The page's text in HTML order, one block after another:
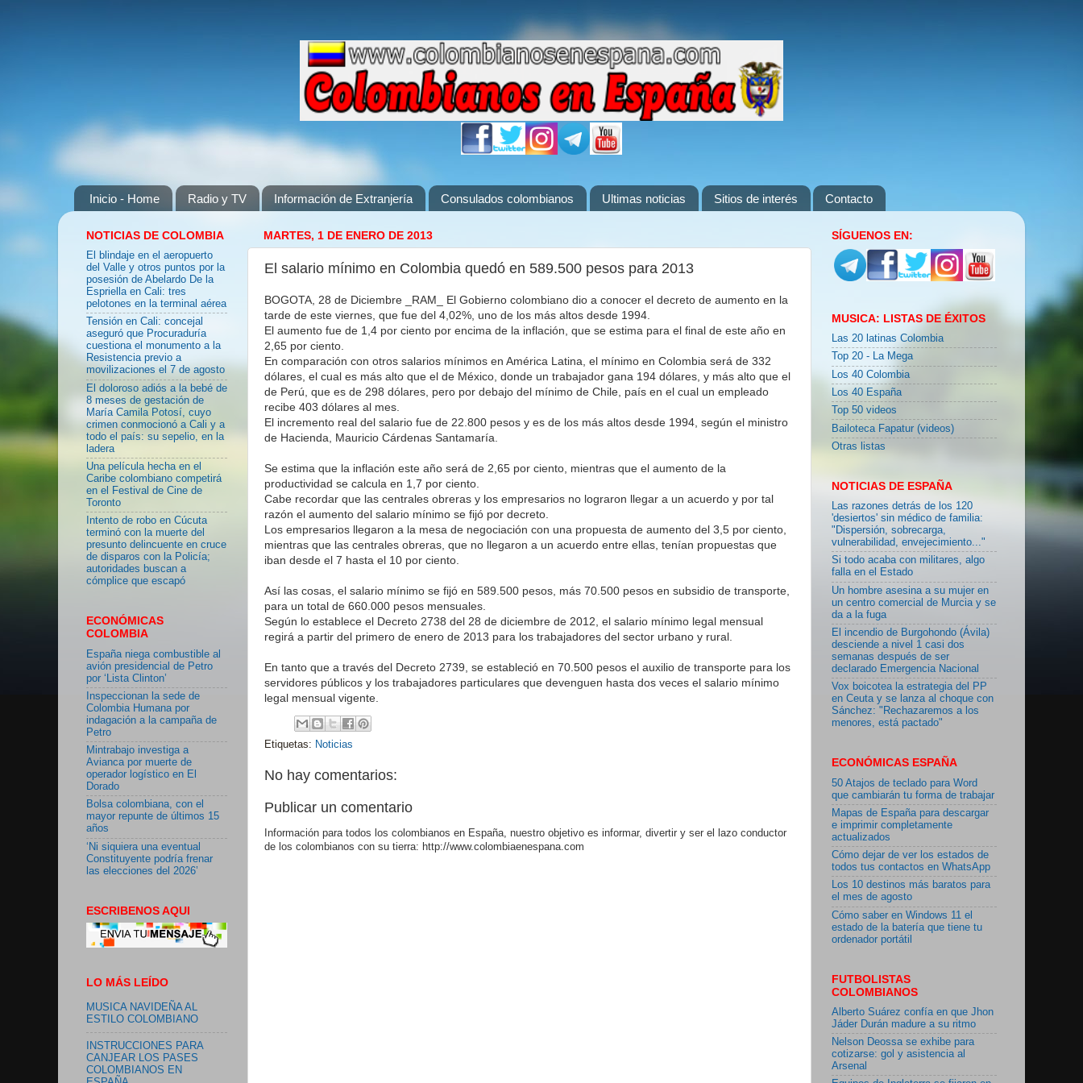
Inicio - Home Radio y TV Información de Extranjería Consulados colombianos Ultimas noticias Sitios de interés Contacto
MARTES, 1 DE ENERO DE 2013
El salario mínimo en Colombia quedó en 589.500 pesos para 2013
BOGOTA, 28 de Diciembre _RAM_ El Gobierno colombiano dio a conocer el decreto de aumento en la
tarde de este viernes, que fue del 4,02%, uno de los más altos desde 1994.
El aumento fue de 1,4 por ciento por encima de la inflación, que se estima para el final de este año en
2,65 por ciento.
En comparación con otros salarios mínimos en América Latina, el mínimo en Colombia será de 332
dólares, el cual es más alto que el de México, donde un trabajador gana 194 dólares, y más alto que el
de Perú, que es de 298 dólares, pero por debajo del mínimo de Chile, país en el cual un empleado
recibe 403 dólares al mes.
El incremento real del salario fue de 22.800 pesos y es de los más altos desde 1994, según el ministro
de Hacienda, Mauricio Cárdenas Santamaría.
Se estima que la inflación este año será de 2,65 por ciento, mientras que el aumento de la
productividad se calcula en 1,7 por ciento.
Cabe recordar que las centrales obreras y los empresarios no lograron llegar a un acuerdo y por tal
razón el aumento del salario mínimo se fijó por decreto.
Los empresarios llegaron a la mesa de negociación con una propuesta de aumento del 3,5 por ciento,
mientras que las centrales obreras, que no llegaron a un acuerdo entre ellas, tenían propuestas que
iban desde el 7 hasta el 10 por ciento.
Así las cosas, el salario mínimo se fijó en 589.500 pesos, más 70.500 pesos en subsidio de transporte,
para un total de 660.000 pesos mensuales.
Según lo establece el Decreto 2738 del 28 de diciembre de 2012, el salario mínimo legal mensual
regirá a partir del primero de enero de 2013 para los trabajadores del sector urbano y rural.
En tanto que a través del Decreto 2739, se estableció en 70.500 pesos el auxilio de transporte para los
servidores públicos y los trabajadores particulares que devenguen hasta dos veces el salario mínimo
legal mensual vigente.
Etiquetas: Noticias
No hay comentarios:
Publicar un comentario
Información para todos los colombianos en España, nuestro objetivo es informar, divertir y ser el lazo conductor
de los colombianos con su tierra: http://www.colombiaenespana.com
NOTICIAS DE COLOMBIA
El blindaje en el aeropuerto
del Valle y otros puntos por la
posesión de Abelardo De la
Espriella en Cali: tres
pelotones en la terminal aérea
Tensión en Cali: concejal
aseguró que Procuraduría
cuestiona el monumento a la
Resistencia previo a
movilizaciones el 7 de agosto
El doloroso adiós a la bebé de
8 meses de gestación de
María Camila Potosí, cuyo
crimen conmocionó a Cali y a
todo el país: su sepelio, en la
ladera
Una película hecha en el
Caribe colombiano competirá
en el Festival de Cine de
Toronto
Intento de robo en Cúcuta
terminó con la muerte del
presunto delincuente en cruce
de disparos con la Policía;
autoridades buscan a
cómplice que escapó
ECONÓMICAS
COLOMBIA
España niega combustible al
avión presidencial de Petro
por ‘Lista Clinton’
Inspeccionan la sede de
Colombia Humana por
indagación a la campaña de
Petro
Mintrabajo investiga a
Avianca por muerte de
operador logístico en El
Dorado
Bolsa colombiana, con el
mayor repunte de últimos 15
años
‘Ni siquiera una eventual
Constituyente podría frenar
las elecciones del 2026’
ESCRIBENOS AQUI
LO MÁS LEÍDO
MUSICA NAVIDEÑA AL
ESTILO COLOMBIANO
INSTRUCCIONES PARA
CANJEAR LOS PASES
COLOMBIANOS EN
SÍGUENOS EN:
MUSICA: LISTAS DE ÉXITOS
Las 20 latinas Colombia
Top 20 - La Mega
Los 40 Colombia
Los 40 España
Top 50 videos
Bailoteca Fapatur (videos)
Otras listas
NOTICIAS DE ESPAÑA
Las razones detrás de los 120
'desiertos' sin médico de familia:
"Dispersión, sobrecarga,
vulnerabilidad, envejecimiento..."
Si todo acaba con militares, algo
falla en el Estado
Un hombre asesina a su mujer en
un centro comercial de Murcia y se
da a la fuga
El incendio de Burgohondo (Ávila)
desciende a nivel 1 casi dos
semanas después de ser
declarado Emergencia Nacional
Vox boicotea la estrategia del PP
en Ceuta y se lanza al choque con
Sánchez: "Rechazaremos a los
menores, está pactado"
ECONÓMICAS ESPAÑA
50 Atajos de teclado para Word
que cambiarán tu forma de trabajar
Mapas de España para descargar
e imprimir completamente
actualizados
Cómo dejar de ver los estados de
todos tus contactos en WhatsApp
Los 10 destinos más baratos para
el mes de agosto
Cómo saber en Windows 11 el
estado de la batería que tiene tu
ordenador portátil
FUTBOLISTAS
COLOMBIANOS
Alberto Suárez confía en que Jhon
Jáder Durán madure a su ritmo
Nelson Deossa se exhibe para
cotizarse: gol y asistencia al
Arsenal